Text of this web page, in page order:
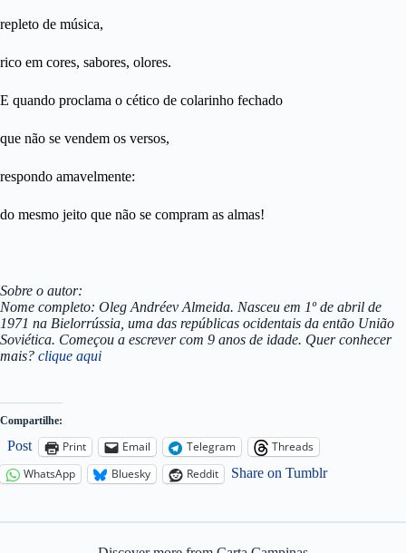
repleto de música,
rico em cores, sabores, olores.
E quando proclama o cético de colarinho fechado
que não se vendem os versos,
respondo amavelmente:
do mesmo jeito que não se compram as almas!
Sobre o autor:
Nome completo: Oleg Andréev Almeida. Nasceu em 1º de abril de
1971 na Bielorrússia, uma das repúblicas ocidentais da então União
Soviética. Começou a escrever com 9 anos de idade. Quer conhecer
mais? clique aqui
Compartilhe:
Post Print Email Telegram
Threads
WhatsApp
Bluesky Reddit Share on Tumblr